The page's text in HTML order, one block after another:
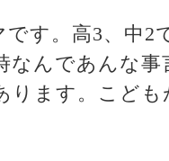
す。高3、中2
なんであんな
ります。こど